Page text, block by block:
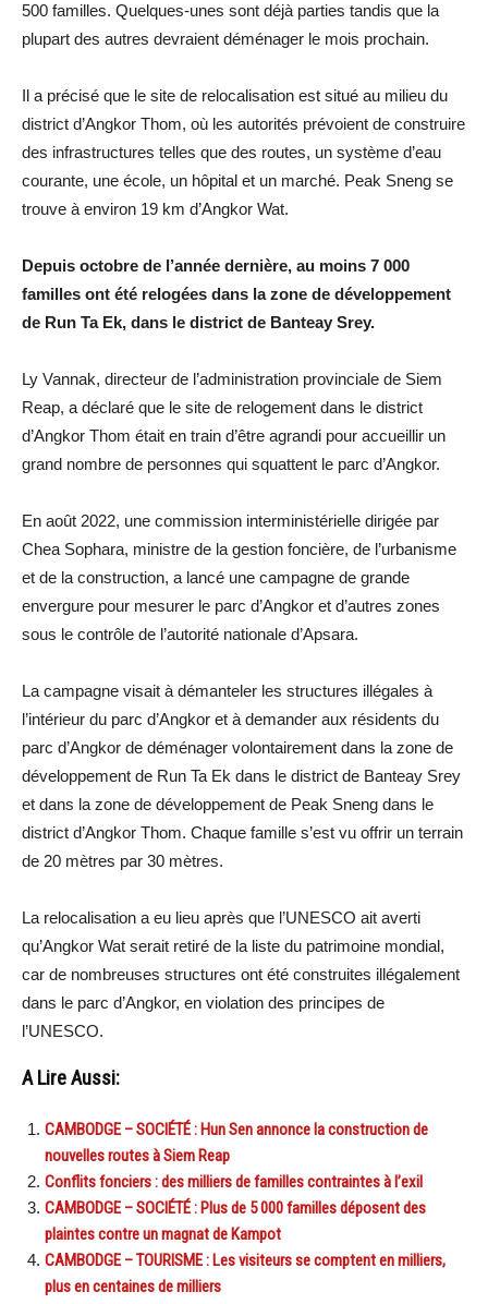
500 familles. Quelques-unes sont déjà parties tandis que la
plupart des autres devraient déménager le mois prochain.
Il a précisé que le site de relocalisation est situé au milieu du
district d’Angkor Thom, où les autorités prévoient de construire
des infrastructures telles que des routes, un système d’eau
courante, une école, un hôpital et un marché. Peak Sneng se
trouve à environ 19 km d’Angkor Wat.
Depuis octobre de l’année dernière, au moins 7 000
familles ont été relogées dans la zone de développement
de Run Ta Ek, dans le district de Banteay Srey.
Ly Vannak, directeur de l’administration provinciale de Siem
Reap, a déclaré que le site de relogement dans le district
d’Angkor Thom était en train d’être agrandi pour accueillir un
grand nombre de personnes qui squattent le parc d’Angkor.
En août 2022, une commission interministérielle dirigée par
Chea Sophara, ministre de la gestion foncière, de l’urbanisme
et de la construction, a lancé une campagne de grande
envergure pour mesurer le parc d’Angkor et d’autres zones
sous le contrôle de l’autorité nationale d’Apsara.
La campagne visait à démanteler les structures illégales à
l’intérieur du parc d’Angkor et à demander aux résidents du
parc d’Angkor de déménager volontairement dans la zone de
développement de Run Ta Ek dans le district de Banteay Srey
et dans la zone de développement de Peak Sneng dans le
district d’Angkor Thom. Chaque famille s’est vu offrir un terrain
de 20 mètres par 30 mètres.
La relocalisation a eu lieu après que l’UNESCO ait averti
qu’Angkor Wat serait retiré de la liste du patrimoine mondial,
car de nombreuses structures ont été construites illégalement
dans le parc d’Angkor, en violation des principes de
l’UNESCO.
A Lire Aussi:
CAMBODGE – SOCIÉTÉ : Hun Sen annonce la construction de
nouvelles routes à Siem Reap
Conflits fonciers : des milliers de familles contraintes à l’exil
CAMBODGE – SOCIÉTÉ : Plus de 5 000 familles déposent des
plaintes contre un magnat de Kampot
CAMBODGE – TOURISME : Les visiteurs se comptent en milliers,
plus en centaines de milliers